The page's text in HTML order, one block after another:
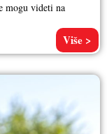
mogu videti na
Više >